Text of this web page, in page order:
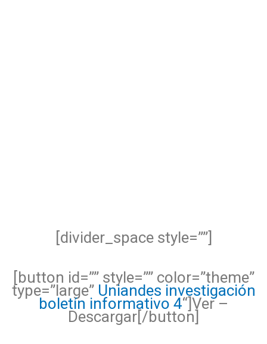
[divider_space style=””]
[button id=”” style=”” color=”theme”
type=”large” Uniandes investigación
boletín informativo 4“]Ver –
Descargar[/button]